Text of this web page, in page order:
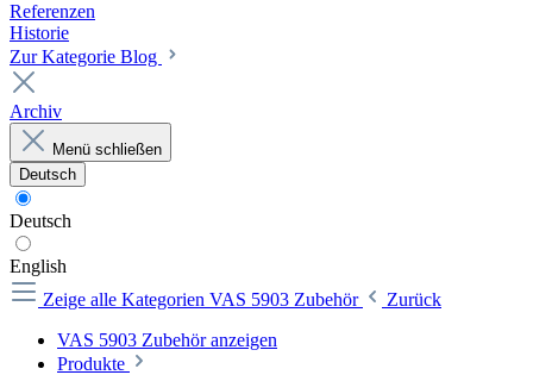
Referenzen
Historie
Zur Kategorie Blog
Archiv
Menü schließen
Deutsch
Deutsch
English
Zeige alle Kategorien VAS 5903 Zubehör
Zurück
VAS 5903 Zubehör anzeigen
Produkte